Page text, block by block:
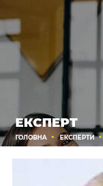
ЕКСПЕРТ
ГОЛОВНА ЕКСПЕРТИ